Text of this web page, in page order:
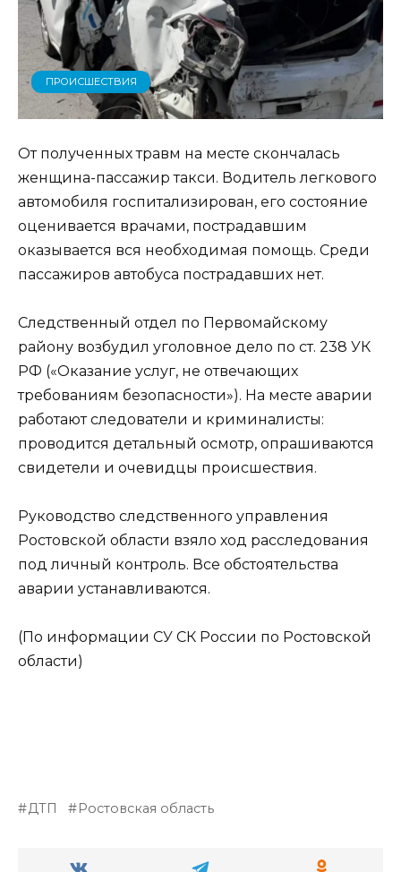
ПРОИСШЕСТВИЯ
От полученных травм на месте скончалась
женщина-пассажир такси. Водитель легкового
автомобиля госпитализирован, его состояние
оценивается врачами, пострадавшим
оказывается вся необходимая помощь. Среди
пассажиров автобуса пострадавших нет.
Следственный отдел по Первомайскому
району возбудил уголовное дело по ст. 238 УК
РФ («Оказание услуг, не отвечающих
требованиям безопасности»). На месте аварии
работают следователи и криминалисты:
проводится детальный осмотр, опрашиваются
свидетели и очевидцы происшествия.
Руководство следственного управления
Ростовской области взяло ход расследования
под личный контроль. Все обстоятельства
аварии устанавливаются.
(По информации СУ СК России по Ростовской
области)
ДТП Ростовская область